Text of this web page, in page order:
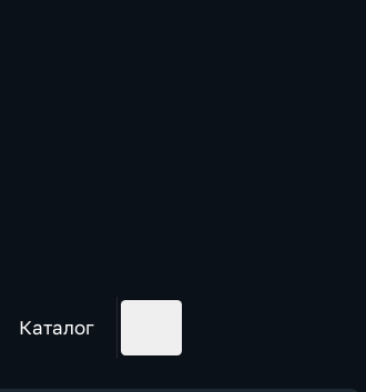
Каталог